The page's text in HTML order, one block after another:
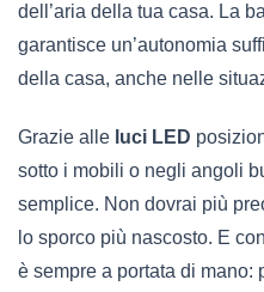
dell’aria della tua casa. La
garantisce un’autonomia
della casa, anche nelle
Grazie alle luci LED
sotto i mobili o negli angoli
semplice. Non dovrai più
lo sporco più nascosto. E
è sempre a portata di mano: